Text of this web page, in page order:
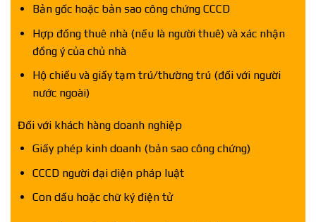
Bản gốc hoặc bản sao công chứng CCCD
Hợp đồng thuê nhà (nếu là người thuê) và xác nhận
đồng ý của chủ nhà
Hộ chiếu và giấy tạm trú/thường trú (đối với người
nước ngoài)
Đối với khách hàng doanh nghiệp
Giấy phép kinh doanh (bản sao công chứng)
CCCD người đại diện pháp luật
Con dấu hoặc chữ ký điện tử